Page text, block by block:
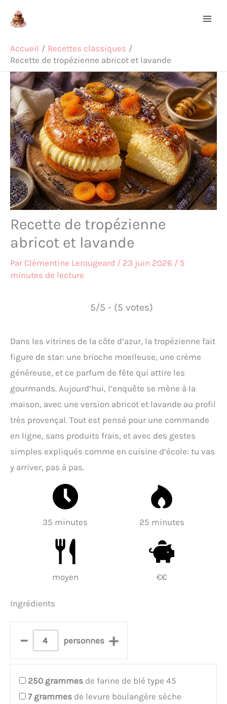
Accueil
Recettes classiques
Recette de tropézienne abricot et lavande
Recette de tropézienne
abricot et lavande
Par Clémentine Lerougeard / 23 juin 2026 / 5
minutes de lecture
5/5 - (5 votes)
Dans les vitrines de la côte d’azur, la tropézienne fait
figure de star: une brioche moelleuse, une crème
généreuse, et ce parfum de fête qui attire les
gourmands. Aujourd’hui, l’enquête se mène à la
maison, avec une version abricot et lavande au profil
très provençal. Tout est pensé pour une commande
en ligne, sans produits frais, et avec des gestes
simples expliqués comme en cuisine d’école: tu vas
y arriver, pas à pas.
35 minutes 25 minutes
moyen €€
Ingrédients
– personnes +
250 grammes de farine de blé type 45
7 grammes de levure boulangère sèche
Rechercher